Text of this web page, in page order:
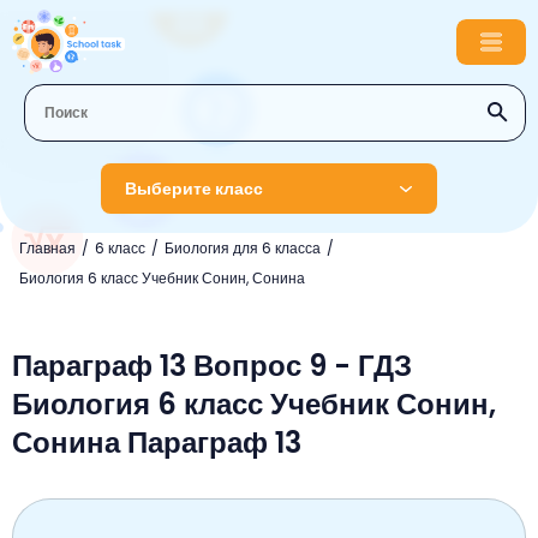
Выберите класс
Главная 6 класс
Биология для 6 класса
Биология 6 класс Учебник Сонин, Сонина
1 класс
Русский язык
Литературное чтение
Окружающий мир
Математика
Математика
Английский язык
Информатика
Литературное чтение
3 класс
Музыка
Окружающий мир
4 класс
Английский язык
5 класс
Параграф 13 Вопрос 9 - ГДЗ
Биология 6 класс Учебник Сонин,
Сонина Параграф 13